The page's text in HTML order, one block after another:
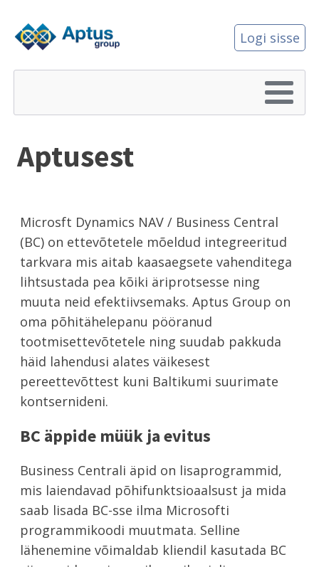
Logi sisse
Aptusest
Microsft Dynamics NAV / Business Central
(BC) on ettevõtetele mõeldud integreeritud
tarkvara mis aitab kaasaegsete vahenditega
lihtsustada pea kõiki äriprotsesse ning
muuta neid efektiivsemaks. Aptus Group on
oma põhitähelepanu pööranud
tootmisettevõtetele ning suudab pakkuda
häid lahendusi alates väikesest
pereettevõttest kuni Baltikumi suurimate
kontsernideni.
BC äppide müük ja evitus
Business Centrali äpid on lisaprogrammid,
mis laiendavad põhifunktsioaalsust ja mida
saab lisada BC-sse ilma Microsofti
programmikoodi muutmata. Selline
lähenemine võimaldab kliendil kasutada BC